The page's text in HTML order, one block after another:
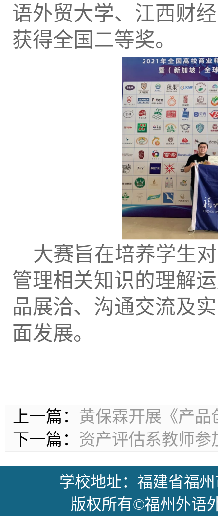
语外贸大学、江西财
获得全国二等奖。
大赛旨在培养学生
管理相关知识的理解
品展洽、沟通交流及
面发展。
上一篇： 黄保霖开展《产
下一篇： 资产评估系教师
学校地址：福建省福
版权所有©福州外语